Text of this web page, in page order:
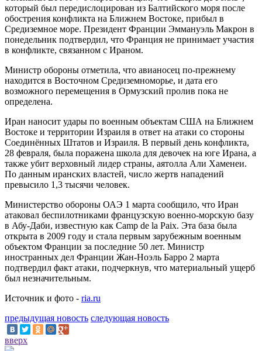
который был передислоцирован из Балтийского моря после
обострения конфликта на Ближнем Востоке, прибыл в
Средиземное море. Президент Франции Эммануэль Макрон в
понедельник подтвердил, что Франция не принимает участия
в конфликте, связанном с Ираном.
Министр обороны отметила, что авианосец по-прежнему
находится в Восточном Средиземноморье, и дата его
возможного перемещения в Ормузский пролив пока не
определена.
Иран наносит удары по военным объектам США на Ближнем
Востоке и территории Израиля в ответ на атаки со стороны
Соединённых Штатов и Израиля. В первый день конфликта,
28 февраля, была поражена школа для девочек на юге Ирана, а
также убит верховный лидер страны, аятолла Али Хаменеи.
По данным иранских властей, число жертв нападений
превысило 1,3 тысячи человек.
Министерство обороны ОАЭ 1 марта сообщило, что Иран
атаковал беспилотниками французскую военно-морскую базу
в Абу-Даби, известную как Camp de la Paix. Эта база была
открыта в 2009 году и стала первым зарубежным военным
объектом Франции за последние 50 лет. Министр
иностранных дел Франции Жан-Ноэль Барро 2 марта
подтвердил факт атаки, подчеркнув, что материальный ущерб
был незначительным.
Источник и фото - ria.ru
предыдущая новость следующая новость
вверх